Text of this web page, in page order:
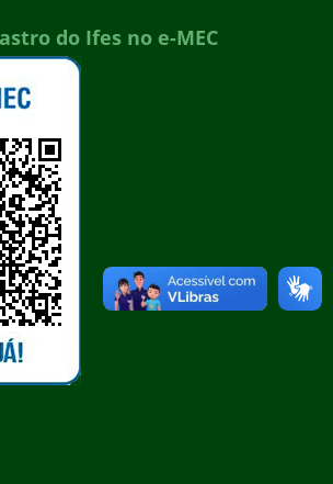
do Ifes no e-MEC